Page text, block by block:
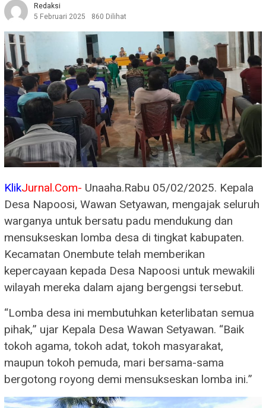
Redaksi
5 Februari 2025
860 Dilihat
KlikJurnal.Com- Unaaha.Rabu 05/02/2025. Kepala
Desa Napoosi, Wawan Setyawan, mengajak seluruh
warganya untuk bersatu padu mendukung dan
mensukseskan lomba desa di tingkat kabupaten.
Kecamatan Onembute telah memberikan
kepercayaan kepada Desa Napoosi untuk mewakili
wilayah mereka dalam ajang bergengsi tersebut.
“Lomba desa ini membutuhkan keterlibatan semua
pihak,” ujar Kepala Desa Wawan Setyawan. “Baik
tokoh agama, tokoh adat, tokoh masyarakat,
maupun tokoh pemuda, mari bersama-sama
bergotong royong demi mensukseskan lomba ini.”